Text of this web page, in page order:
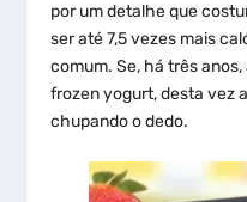
por um detalhe que
ser até 7,5 vezes mais
comum. Se, há três
frozen yogurt, desta vez
chupando o dedo.